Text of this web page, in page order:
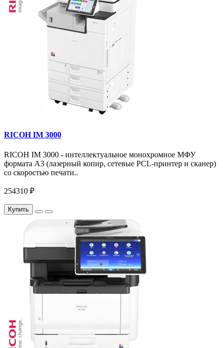
RICOH IM 3000
RICOH IM 3000 - интеллектуальное монохромное МФУ
формата А3 (лазерный копир, сетевые PCL-принтер и сканер)
со скоростью печати..
254310 ₽
Купить